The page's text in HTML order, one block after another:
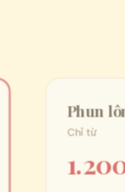
Phun
Chỉ từ